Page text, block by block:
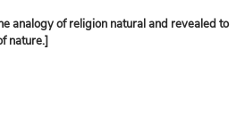
analogy of religion natural and revealed to
nature.]